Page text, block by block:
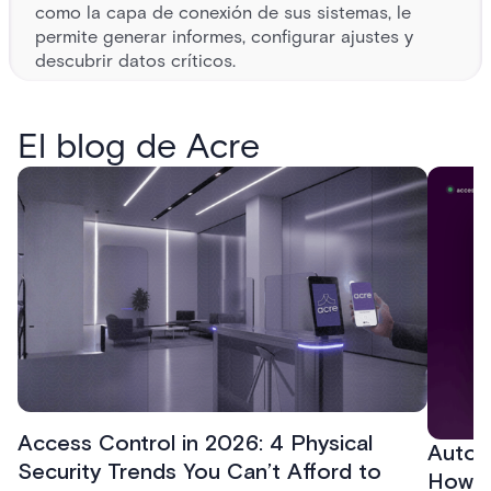
como la capa de conexión de sus sistemas, le
permite generar informes, configurar ajustes y
descubrir datos críticos.
A MASTERY
Proteja a su personal, sus instalaciones y sus datos con
soluciones de seguridad física y digital resilientes.
El blog de Acre
Access Control in 2026: 4 Physical
Security Trends You Can’t Afford to
How